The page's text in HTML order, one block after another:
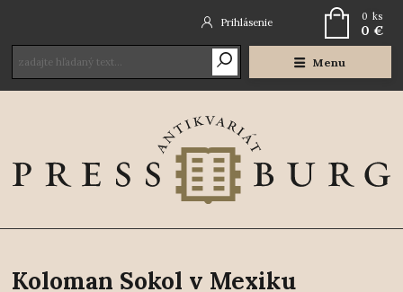
Menu
Prihlásenie 0 ks
0 €
Koloman Sokol v Mexiku